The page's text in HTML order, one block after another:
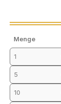
Menge
1
5
10